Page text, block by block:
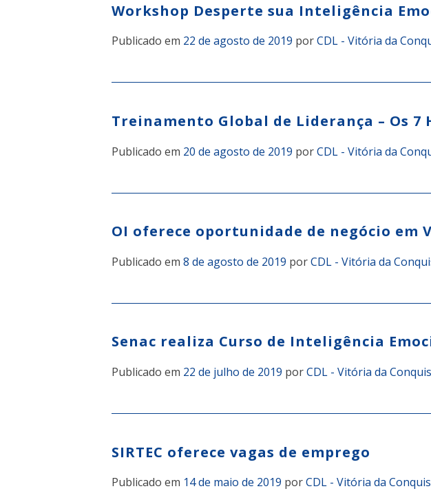
Workshop Desperte sua Inteligência
Publicado em 22 de agosto de 2019 porCDL - Vitória da
Treinamento Global de Liderança – Os
Publicado em 20 de agosto de 2019 porCDL - Vitória da
OI oferece oportunidade de negócio em
Publicado em 8 de agosto de 2019 porCDL - Vitória da
Senac realiza Curso de Inteligência
Publicado em 22 de julho de 2019 porCDL - Vitória da
SIRTEC oferece vagas de emprego
Publicado em 14 de maio de 2019 porCDL - Vitória da